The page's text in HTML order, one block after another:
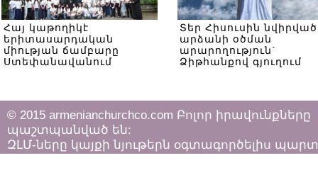
Հայ կաթողիկէ
երիտասարդական
միության ճամբարը
Ստեփանավանում
Տեր Հիսուսին նվիրված
արձանի օծման
արարողություն`
Ձիթհանքով գյուղում
© 2015 armenianchurchco.com Բոլոր իրավունքները
պաշտպանված են:
ԶԼՄ-ները կայքի նյութերն օգտագործելիս